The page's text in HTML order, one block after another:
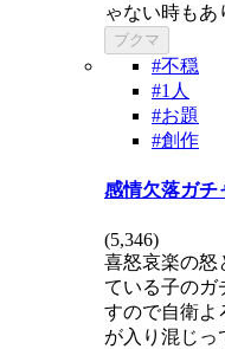
ゃない時もあ
ブクマ
#不穏
#1人
#お題
#創作
感情欠落ガチ
(5,346)
喜怒哀楽の怒
ている子のガ
すので自衛よ
が入り混じっ